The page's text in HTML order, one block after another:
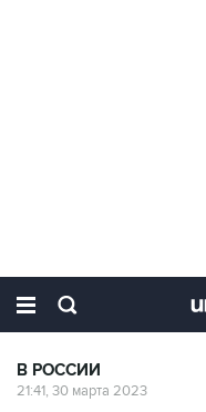
В РОССИИ
21:41, 30 марта 2023